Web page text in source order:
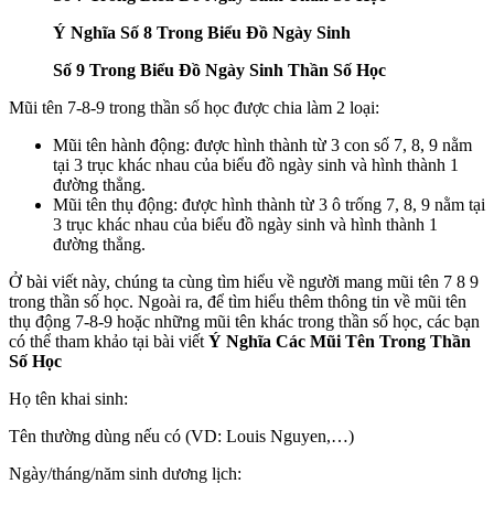
Ý Nghĩa Số 8 Trong Biểu Đồ Ngày Sinh
Số 9 Trong Biểu Đồ Ngày Sinh Thần Số Học
Mũi tên 7-8-9 trong thần số học được chia làm 2 loại:
Mũi tên hành động: được hình thành từ 3 con số 7, 8, 9 nằm
tại 3 trục khác nhau của biểu đồ ngày sinh và hình thành 1
đường thẳng.
Mũi tên thụ động: được hình thành từ 3 ô trống 7, 8, 9 nằm tại
3 trục khác nhau của biểu đồ ngày sinh và hình thành 1
đường thẳng.
Ở bài viết này, chúng ta cùng tìm hiểu về người mang mũi tên 7 8 9
trong thần số học. Ngoài ra, để tìm hiểu thêm thông tin về mũi tên
thụ động 7-8-9 hoặc những mũi tên khác trong thần số học, các bạn
có thể tham khảo tại bài viết Ý Nghĩa Các Mũi Tên Trong Thần
Số Học
Họ tên khai sinh:
Tên thường dùng nếu có (VD: Louis Nguyen,…)
Ngày/tháng/năm sinh dương lịch: